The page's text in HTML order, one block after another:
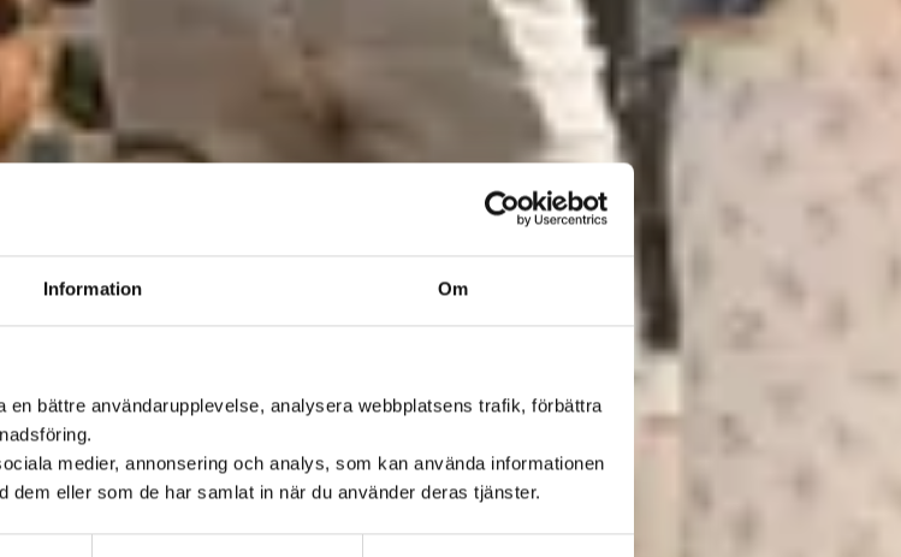
Information Om
bättre användarupplevelse, analysera webbplatsens trafik, förbättra
medier, annonsering och analys, som kan använda informationen
eller som de har samlat in när du använder deras tjänster.